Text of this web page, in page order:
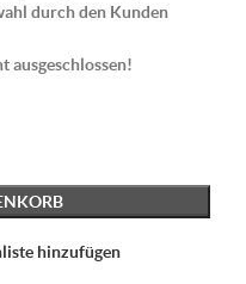
durch den Kunden
ausgeschlossen!
hinzufügen